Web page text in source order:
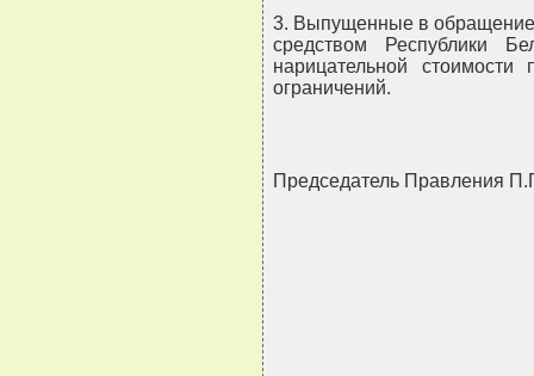
3. Выпущенные в
средством Республики
нарицательной
ограничений.
Председатель Правления